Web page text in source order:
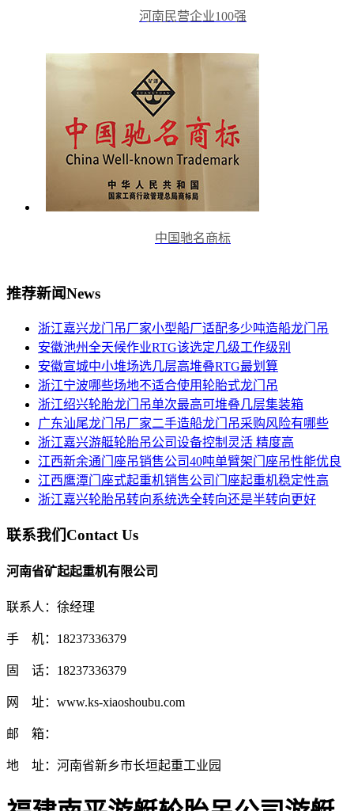
河南民营企业100强
中国驰名商标
推荐新闻News
浙江嘉兴龙门吊厂家小型船厂适配多少吨造船龙门吊
安徽池州全天候作业RTG该选定几级工作级别
安徽宣城中小堆场选几层高堆叠RTG最划算
浙江宁波哪些场地不适合使用轮胎式龙门吊
浙江绍兴轮胎龙门吊单次最高可堆叠几层集装箱
广东汕尾龙门吊厂家二手造船龙门吊采购风险有哪些
浙江嘉兴游艇轮胎吊公司设备控制灵活 精度高
江西新余通门座吊销售公司40吨单臂架门座吊性能优良
江西鹰潭门座式起重机销售公司门座起重机稳定性高
浙江嘉兴轮胎吊转向系统选全转向还是半转向更好
联系我们Contact Us
河南省矿起起重机有限公司
联系人：徐经理
手 机：18237336379
固 话：18237336379
网 址：www.ks-xiaoshoubu.com
邮 箱：
地 址：河南省新乡市长垣起重工业园